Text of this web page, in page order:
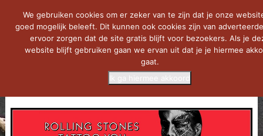
We gebruiken cookies om er zeker van te zijn dat je onze
goed mogelijk beleeft. Dit kunnen ook cookies zijn van
ervoor zorgen dat de site gratis blijft voor bezoekers. Als je
website blijft gebruiken gaan we ervan uit dat je je hiermee
gaat.
Ik ga hiermee akkoord